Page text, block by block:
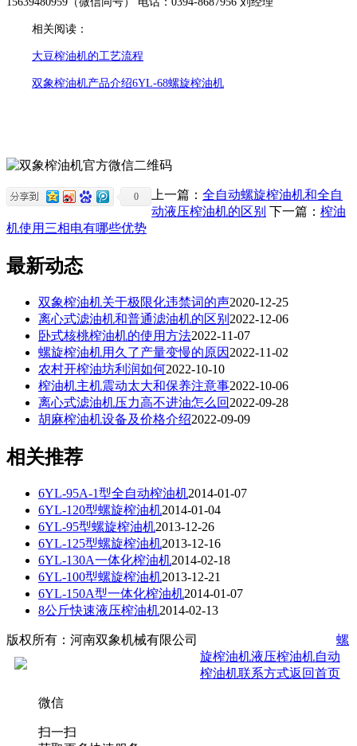
相关阅读：
大豆榨油机的工艺流程
双象榨油机产品介绍6YL-68螺旋榨油机
0 上一篇： 全自动螺旋榨油机和全自
动液压榨油机的区别 下一篇： 榨油
机使用三相电有哪些优势
最新动态
双象榨油机关于极限化违禁词的声2020-12-25
离心式滤油机和普通滤油机的区别 2022-12-06
卧式核桃榨油机的使用方法2022-11-07
螺旋榨油机用久了产量变慢的原因 2022-11-02
农村开榨油坊利润如何2022-10-10
榨油机主机震动太大和保养注意事2022-10-06
离心式滤油机压力高不进油怎么回 2022-09-28
胡麻榨油机设备及价格介绍2022-09-09
相关推荐
6YL-95A-1型全自动榨油机2014-01-07
6YL-120型螺旋榨油机2014-01-04
6YL-95型螺旋榨油机2013-12-26
6YL-125型螺旋榨油机2013-12-16
6YL-130A一体化榨油机2014-02-18
6YL-100型螺旋榨油机2013-12-21
6YL-150A型一体化榨油机2014-01-07
8公斤快速液压榨油机2014-02-13
版权所有：河南双象机械有限公司
螺
旋榨油机液压榨油机自动
榨油机联系方式返回首页
微信
扫一扫